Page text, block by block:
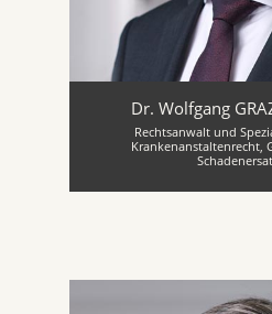
Dr. Wolfgang
Rechtsanwalt und
Krankenanstaltenrecht,